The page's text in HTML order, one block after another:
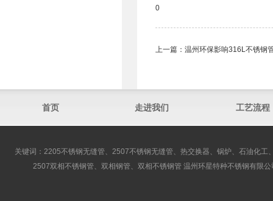
0
上一篇： 温州环保影响316L不锈钢
首页 走进我们 工艺流程
关键词：2205不锈钢无缝管、2507不锈钢无缝管、热交换器、锅炉、石油化
2507双相不锈钢管、双相钢管、双相不锈钢管 温州环星特种不锈钢有限